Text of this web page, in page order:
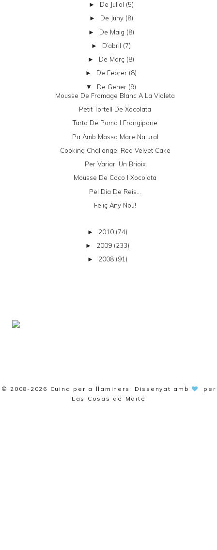
► De Juliol (5)
► De Juny (8)
► De Maig (8)
► D’abril (7)
► De Març (8)
► De Febrer (8)
▼ De Gener (9)
Mousse De Fromage Blanc A La Violeta
Petit Tortell De Xocolata
Tarta De Poma I Frangipane
Pa Amb Massa Mare Natural
Cooking Challenge: Red Velvet Cake
Per Variar, Un Brioix
Mousse De Coco I Xocolata
Pel Dia De Reis...
Feliç Any Nou!
► 2010 (74)
► 2009 (233)
► 2008 (91)
© 2008-2026 Cuina per a llaminers . Dissenyat amb
per
Las Cosas de Maite